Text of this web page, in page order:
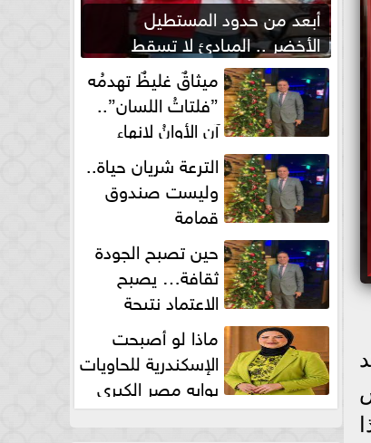
أبعد من حدود المستطيل
الأخضر .. المبادئ لا تسقط
بصفارة الحكم ميثاقٌ غليظٌ تهدمُه
”فلتاتُ اللسان”..
آن الأوانُ لإنهاءِ
فوضى الطلاق الشفهي!الترعة شريان حياة..
وليست صندوق
قمامة
حين تصبح الجودة
ثقافة… يصبح
الاعتماد نتيجة
طبيعية
ماذا لو أصبحت
الإسكندرية للحاويات
بوابه مصر الكبري
للتجارة العالمية بقلم د...